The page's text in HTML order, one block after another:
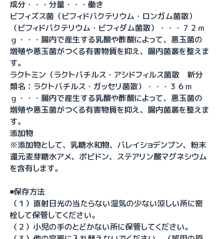
成分・・・分量・・・働き
ビフィズス菌（ビフィドバクテリウム・ロンガム菌散）
（ビフィドバクテリウム・ビフィダム菌散）・・・７２ｍ
ｇ・・・腸内で産生する乳酸や酢酸によって、悪玉菌の
増殖や悪玉菌がつくる有害物質を抑え、腸内菌叢を整えま
す。
ラクトミン（ラクトバチルス・アシドフィルス菌散 新分
類名：ラクトバチルス・ガッセリ菌散）・・・３６ｍ
ｇ・・・腸内で産生する乳酸や酢酸によって、悪玉菌の
増殖や悪玉菌がつくる有害物質を抑え、腸内菌叢を整えま
す。
添加物
※添加物として、乳糖水和物、バレイショデンプン、粉末
還元麦芽糖水アメ、ポビドン、ステアリン酸マグネシウム
を含有します。
◾️保存方法
（１）直射日光の当たらない湿気の少ない涼しい所に密
栓して保管してください。
（２）小児の手のとどかない所に保管してください。